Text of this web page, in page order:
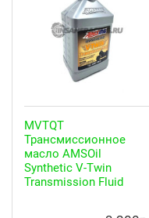
MVTQT
Трансмиссионное
масло AMSOil
Synthetic V-Twin
Transmission Fluid